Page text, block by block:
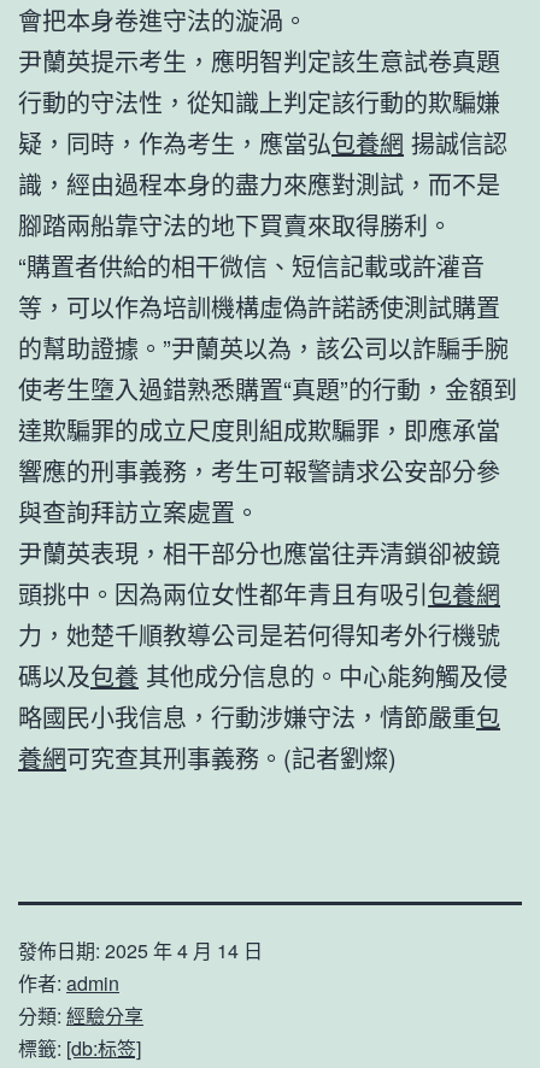
會把本身卷進守法的漩渦。
尹蘭英提示考生，應明智判定該生意試卷真題
行動的守法性，從知識上判定該行動的欺騙嫌
疑，同時，作為考生，應當弘包養網 揚誠信認
識，經由過程本身的盡力來應對測試，而不是
腳踏兩船靠守法的地下買賣來取得勝利。
“購置者供給的相干微信、短信記載或許灌音
等，可以作為培訓機構虛偽許諾誘使測試購置
的幫助證據。”尹蘭英以為，該公司以詐騙手腕
使考生墮入過錯熟悉購置“真題”的行動，金額到
達欺騙罪的成立尺度則組成欺騙罪，即應承當
響應的刑事義務，考生可報警請求公安部分參
與查詢拜訪立案處置。
尹蘭英表現，相干部分也應當往弄清鎖卻被鏡
頭挑中。因為兩位女性都年青且有吸引包養網
力，她楚千順教導公司是若何得知考外行機號
碼以及包養 其他成分信息的。中心能夠觸及侵
略國民小我信息，行動涉嫌守法，情節嚴重包
養網可究查其刑事義務。(記者劉燦)
發佈日期: 2025 年 4 月 14 日
作者: admin
分類: 經驗分享
標籤: [db:标签]